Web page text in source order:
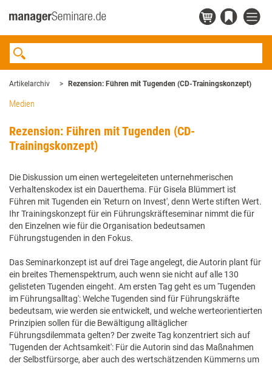
Artikelarchiv Rezension: Führen mit Tugenden (CD-Trainingskonzept)
Medien
Rezension: Führen mit Tugenden (CD-
Trainingskonzept)
Die Diskussion um einen wertegeleiteten unternehmerischen
Verhaltenskodex ist ein Dauerthema. Für Gisela Blümmert ist
Führen mit Tugenden ein 'Return on Invest', denn Werte stiften Wert.
Ihr Trainingskonzept für ein Führungskräfteseminar nimmt die für
den Einzelnen wie für die Organisation bedeutsamen
Führungstugenden in den Fokus.
Das Seminarkonzept ist auf drei Tage angelegt, die Autorin plant für
ein breites Themenspektrum, auch wenn sie nicht auf alle 130
gelisteten Tugenden eingeht. Am ersten Tag geht es um 'Tugenden
im Führungsalltag': Welche Tugenden sind für Führungskräfte
bedeutsam, wie werden sie entwickelt, und welche werte­orientierten
Prinzipien sollen für die Bewältigung alltäglicher
Führungsdilemmata gelten? Der zweite Tag konzentr­iert sich auf
'Tugenden der Achtsamkeit': Für die Autorin sind das Maßnahmen
der Selbstfürsorge, aber auch des wertschätzenden Kümmerns um